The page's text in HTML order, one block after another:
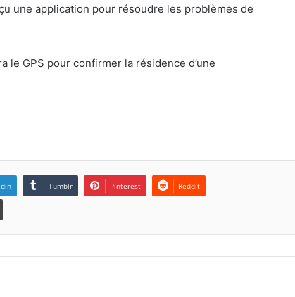
une application pour résoudre les problèmes de
le GPS pour confirmer la résidence d’une
Tumblr Pinterest Reddit